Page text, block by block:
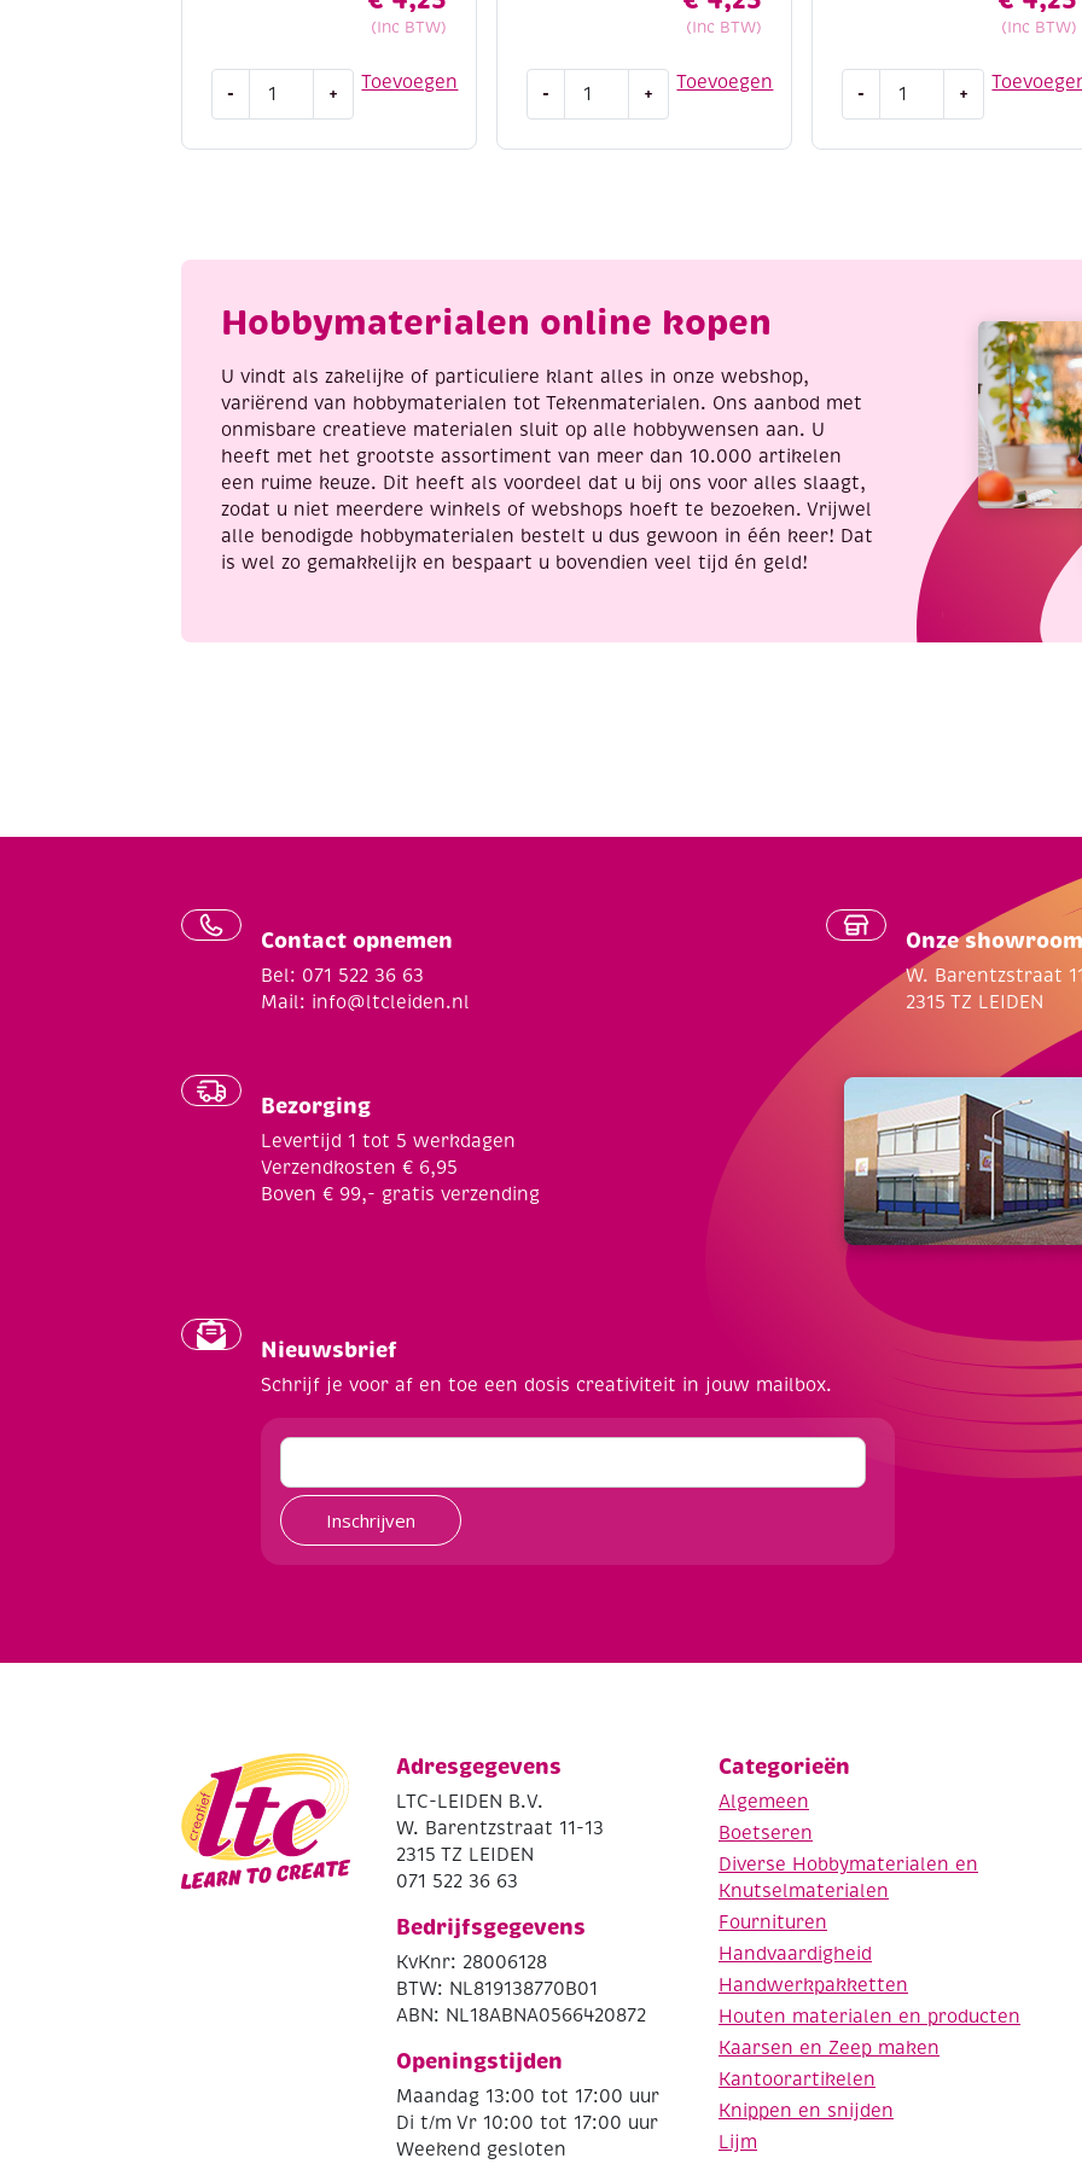
(Inc BTW)
Toevoegen
- +
(Inc BTW)
Toevoegen
- +
(Inc BTW)
- +
Hobbymaterialen online kopen
U vindt als zakelijke of particuliere klant alles in onze webshop,
variërend van hobbymaterialen tot Tekenmaterialen. Ons aanbod met
onmisbare creatieve materialen sluit op alle hobbywensen aan. U
heeft met het grootste assortiment van meer dan 10.000 artikelen
een ruime keuze. Dit heeft als voordeel dat u bij ons voor alles slaagt,
zodat u niet meerdere winkels of webshops hoeft te bezoeken. Vrijwel
alle benodigde hobbymaterialen bestelt u dus gewoon in één keer! Dat
is wel zo gemakkelijk en bespaart u bovendien veel tijd én geld!
Contact opnemen
Bel: 071 522 36 63
Mail: info@ltcleiden.nl
Bezorging
Levertijd 1 tot 5 werkdagen
Verzendkosten € 6,95
Boven € 99,- gratis verzending
Onze showroom
W. Barentzstraat
2315 TZ LEIDEN
Nieuwsbrief
Schrijf je voor af en toe een dosis creativiteit in jouw mailbox.
Inschrijven
Adresgegevens
LTC-LEIDEN B.V.
W. Barentzstraat 11-13
2315 TZ LEIDEN
071 522 36 63
Bedrijfsgegevens
KvKnr: 28006128
BTW: NL819138770B01
ABN: NL18ABNA0566420872
Openingstijden
Maandag 13:00 tot 17:00 uur
Di t/m Vr 10:00 tot 17:00 uur
Weekend gesloten
Categorieën
Algemeen
Boetseren
Diverse Hobbymaterialen en
Knutselmaterialen
Fournituren
Handvaardigheid
Handwerkpakketten
Houten materialen en producten
Kaarsen en Zeep maken
Kantoorartikelen
Knippen en snijden
Lijm